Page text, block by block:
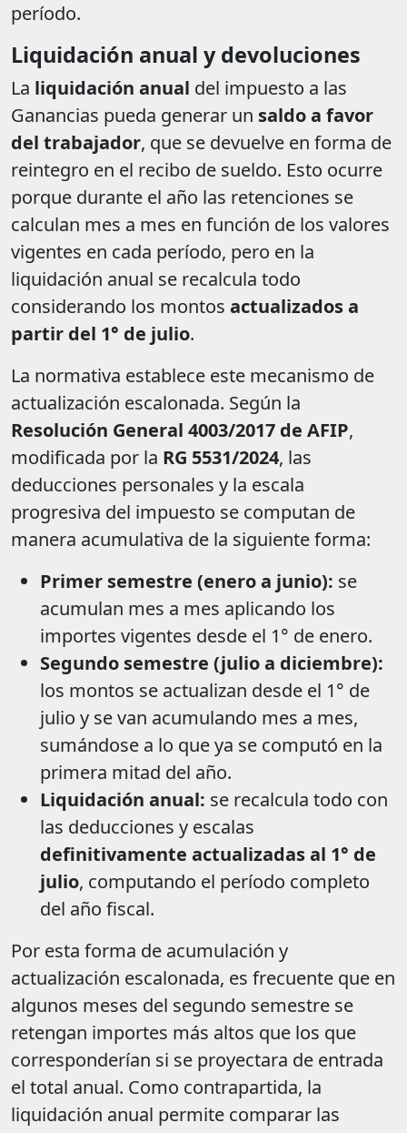
período.
Liquidación anual y devoluciones
La liquidación anual del impuesto a las
Ganancias pueda generar un saldo a favor
del trabajador, que se devuelve en forma de
reintegro en el recibo de sueldo. Esto ocurre
porque durante el año las retenciones se
calculan mes a mes en función de los valores
vigentes en cada período, pero en la
liquidación anual se recalcula todo
considerando los montos actualizados a
partir del 1° de julio.
La normativa establece este mecanismo de
actualización escalonada. Según la
Resolución General 4003/2017 de AFIP,
modificada por la RG 5531/2024, las
deducciones personales y la escala
progresiva del impuesto se computan de
manera acumulativa de la siguiente forma:
Primer semestre (enero a junio): se
acumulan mes a mes aplicando los
importes vigentes desde el 1° de enero.
Segundo semestre (julio a diciembre):
los montos se actualizan desde el 1° de
julio y se van acumulando mes a mes,
sumándose a lo que ya se computó en la
primera mitad del año.
Liquidación anual: se recalcula todo con
las deducciones y escalas
definitivamente actualizadas al 1° de
julio, computando el período completo
del año fiscal.
Por esta forma de acumulación y
actualización escalonada, es frecuente que en
algunos meses del segundo semestre se
retengan importes más altos que los que
corresponderían si se proyectara de entrada
el total anual. Como contrapartida, la
liquidación anual permite comparar las